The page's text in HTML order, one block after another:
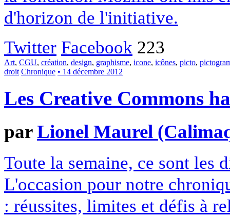
d'horizon de l'initiative.
Twitter Facebook 223
Art, CGU, création, design, graphisme, icone, icônes, picto,
droit Chronique • 14 décembre 2012
Les Creative Commons
parLionel Maurel
Toute la semaine, ce sont les
L'occasion pour notre
: réussites, limites et défis à